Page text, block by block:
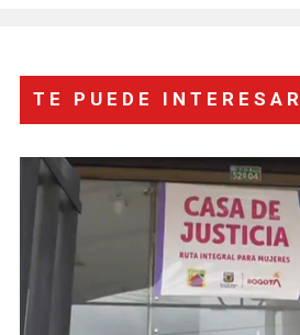
TE PUEDE INTERESAR